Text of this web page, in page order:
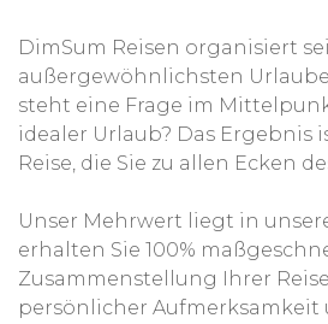
DimSum Reisen organisiert
außergewöhnlichsten
steht eine Frage im
idealer Urlaub? Das Ergebnis
Reise, die Sie zu allen Ecken
Unser Mehrwert liegt in
erhalten Sie 100%
Zusammenstellung Ihrer
persönlicher Aufmerksamkeit